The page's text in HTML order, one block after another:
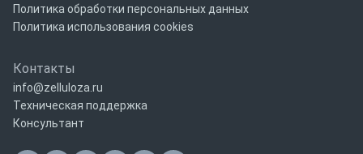
Политика обработки персональных данных
Политика использования cookies
Контакты
info@zelluloza.ru
Техническая поддержка
Консультант